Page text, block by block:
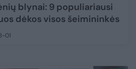
blynai: 9 populiariausi
dėkos visos šeimininkės
01